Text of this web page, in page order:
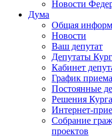
Новости
Дума
Общая
Новости
Ваш депутат
Депутаты
Кабинет
График
Постоянные
Решения
Интернет-
Собрание
проектов